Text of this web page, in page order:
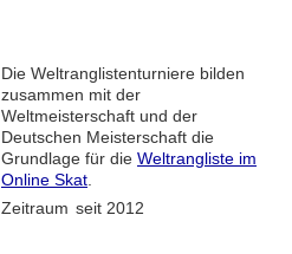
Die Weltranglistenturniere bilden
zusammen mit der
Weltmeisterschaft und der
Deutschen Meisterschaft die
Grundlage für die Weltrangliste im
Online Skat
Zeitraum seit 2012